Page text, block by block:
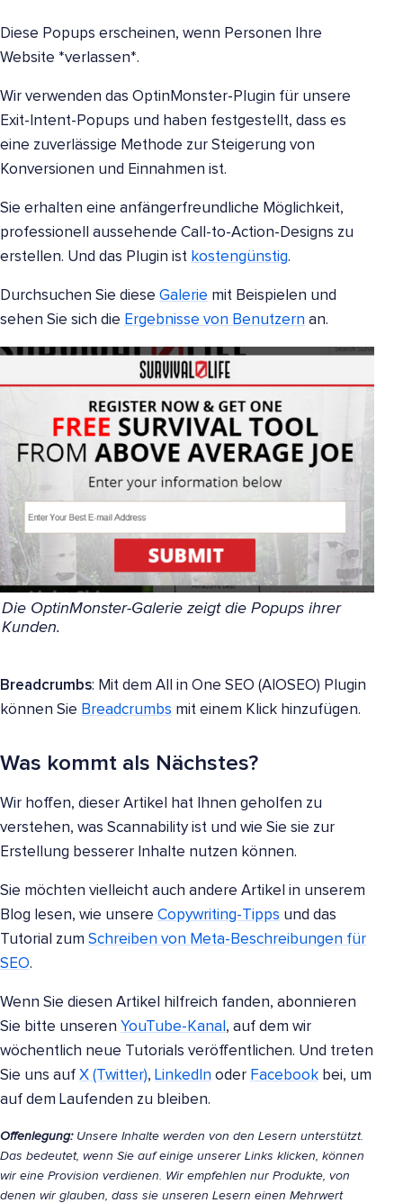
Diese Popups erscheinen, wenn Personen Ihre
Website *verlassen*.
Wir verwenden das OptinMonster-Plugin für unsere
Exit-Intent-Popups und haben festgestellt, dass es
eine zuverlässige Methode zur Steigerung von
Konversionen und Einnahmen ist.
Sie erhalten eine anfängerfreundliche Möglichkeit,
professionell aussehende Call-to-Action-Designs zu
erstellen. Und das Plugin ist kostengünstig.
Durchsuchen Sie diese Galerie mit Beispielen und
sehen Sie sich die Ergebnisse von Benutzern an.
Die OptinMonster-Galerie zeigt die Popups ihrer
Kunden.
Breadcrumbs: Mit dem All in One SEO (AIOSEO) Plugin
können Sie Breadcrumbs mit einem Klick hinzufügen.
Was kommt als Nächstes?
Wir hoffen, dieser Artikel hat Ihnen geholfen zu
verstehen, was Scannability ist und wie Sie sie zur
Erstellung besserer Inhalte nutzen können.
Sie möchten vielleicht auch andere Artikel in unserem
Blog lesen, wie unsere Copywriting-Tipps und das
Tutorial zum Schreiben von Meta-Beschreibungen für
SEO.
Wenn Sie diesen Artikel hilfreich fanden, abonnieren
Sie bitte unseren YouTube-Kanal , auf dem wir
wöchentlich neue Tutorials veröffentlichen. Und treten
Sie uns auf X (Twitter), LinkedIn oder Facebook bei, um
auf dem Laufenden zu bleiben.
Offenlegung:Unsere Inhalte werden von den Lesern unterstützt.
Das bedeutet, wenn Sie auf einige unserer Links klicken, können
wir eine Provision verdienen. Wir empfehlen nur Produkte, von
denen wir glauben, dass sie unseren Lesern einen Mehrwert